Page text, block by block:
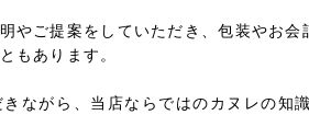
やご提案をしていただき、包装やお会
もあります。
ながら、当店ならではのカヌレの知